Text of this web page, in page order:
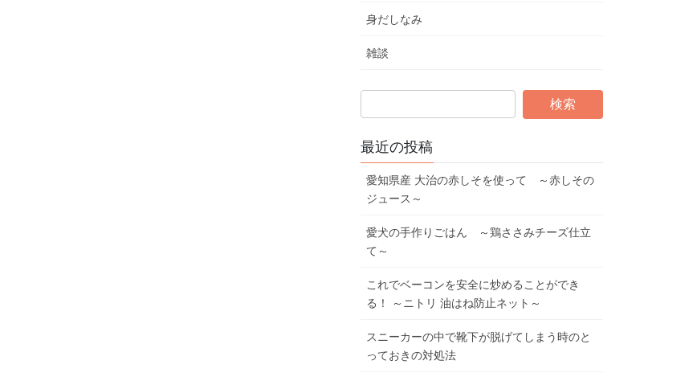
身だしなみ
雑談
最近の投稿
愛知県産 大治の赤しそを使って ～赤しその
ジュース～
愛犬の手作りごはん ～鶏ささみチーズ仕立
て～
これでベーコンを安全に炒めることができ
る！ ～ニトリ 油はね防止ネット～
スニーカーの中で靴下が脱げてしまう時のと
っておきの対処法